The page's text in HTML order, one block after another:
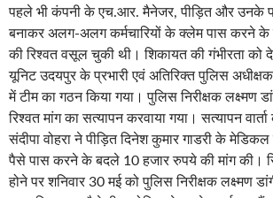
पहले भी कंपनी के एच.आर. मैनेजर, पीड़ित और उनके
बनाकर अलग-अलग कर्मचारियों के क्लेम पास करने के
की रिश्वत वसूल चुकी थी। शिकायत की गंभीरता को
यूनिट उदयपुर के प्रभारी एवं अतिरिक्त पुलिस
में टीम का गठन किया गया। पुलिस निरीक्षक लक्ष्मण
रिश्वत मांग का सत्यापन करवाया गया। सत्यापन वार्ता
संदीपा वोहरा ने पीड़ित दिनेश कुमार गाडरी के
पैसे पास करने के बदले 10 हजार रुपये की मांग की।
होने पर शनिवार 30 मई को पुलिस निरीक्षक लक्ष्मण